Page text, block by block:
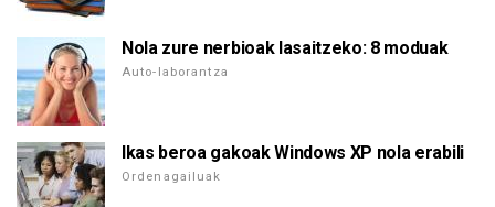
Nola zure nerbioak lasaitzeko: 8 moduak
Auto-laborantza
Ikas beroa gakoak Windows XP nola erabili
Ordenagailuak